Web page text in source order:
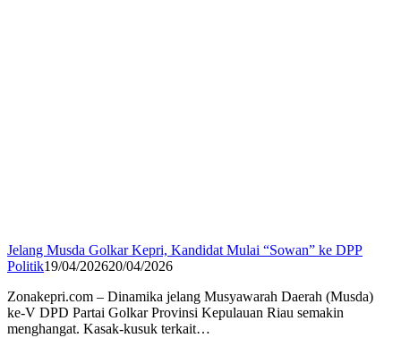
Jelang Musda Golkar Kepri, Kandidat Mulai “Sowan” ke DPP
Politik19/04/202620/04/2026
Zonakepri.com – Dinamika jelang Musyawarah Daerah (Musda)
ke-V DPD Partai Golkar Provinsi Kepulauan Riau semakin
menghangat. Kasak-kusuk terkait…